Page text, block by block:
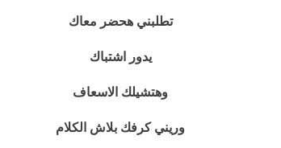
تطلبني هحضر معاك
يدور اشتباك
وهتشيلك الاسعاف
وريني كرفك بلاش الكلام